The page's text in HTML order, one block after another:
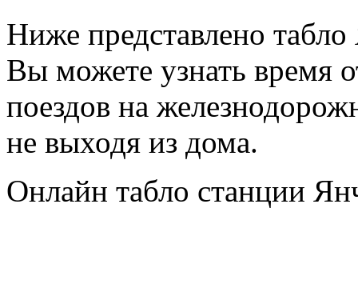
Ниже представлено
Вы можете узнать время
поездов на
не выходя из дома.
Онлайн табло станции